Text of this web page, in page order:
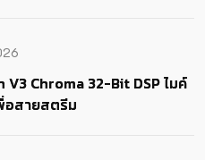
V3 Chroma 32-Bit DSP ไมค์
อสายสตรีม